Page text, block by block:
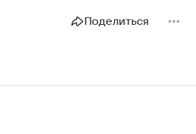
Поделиться